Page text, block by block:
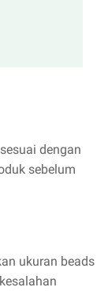
dengan
sebelum
ukuran beads